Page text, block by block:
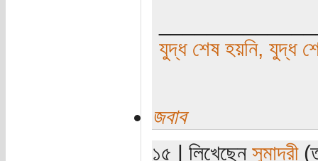
যুদ্ধ শেষ হয়নি, যুদ্ধ
জবাব
১৫ | লিখেছেন সুমাদ্রী